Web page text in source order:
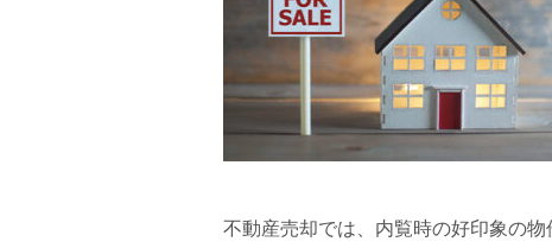
不動産売却では、内覧時の好印象の物